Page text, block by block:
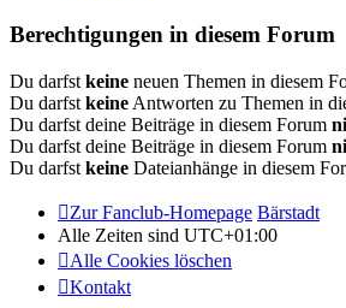
Berechtigungen in diesem Forum
Du darfst keine neuen Themen in diesem
Du darfst keine Antworten zu Themen in
Du darfst deine Beiträge in diesem Forum
Du darfst deine Beiträge in diesem Forum
Du darfst keine Dateianhänge in diesem
Zur Fanclub-Homepage Bärstadt
Alle Zeiten sind UTC+01:00
Alle Cookies löschen
Kontakt